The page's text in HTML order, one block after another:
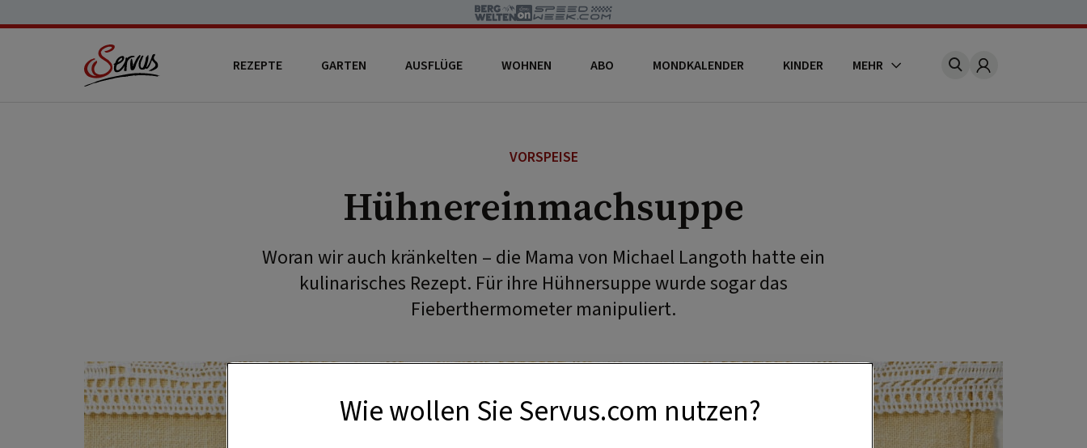
REZEPTE GARTEN AUSFLÜGE WOHNEN ABO MONDKALENDER KINDER MEHR Account
VORSPEISE
Hühnereinmachsuppe
Woran wir auch kränkelten – die Mama von Michael Langoth hatte ein
kulinarisches Rezept. Für ihre Hühnersuppe wurde sogar das
Fieberthermometer manipuliert.
Wie wollen Sie Servus.com nutzen?